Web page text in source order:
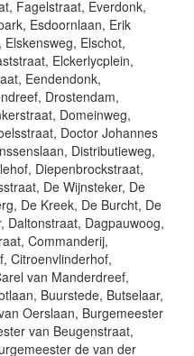
Fagelstraat, Everdonk,
Esdoornlaan, Erik
Elschot,
Elckerlycplein,
Eendendonk,
Drostendam,
Domeinweg,
Doctor Johannes
Distributieweg,
Diepenbrockstraat,
De Wijnsteker, De
De Kreek, De Burcht, De
Daltonstraat, Dagpauwoog,
Commanderij,
Citroenvlinderhof,
van Manderdreef,
Buurstede, Butselaar,
Oerslaan, Burgemeester
van Beugenstraat,
de van der